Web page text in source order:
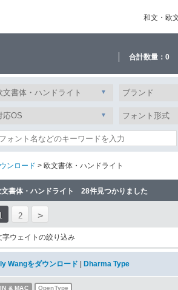
和文・欧
合計数量： 0
ンロード > 欧文書体・ハンドライト
文書体・ハンドライト 28件見つかりました
2 >
字ウェイトの絞り込み
Wangをダウンロード Dharma Type
& MAC OpenType